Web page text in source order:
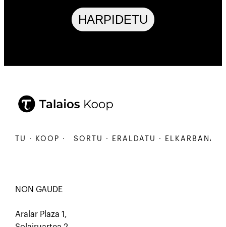
HARPIDETU
· KOOP · SORTU · ERALDATU · ELKARBANATU ·
NON GAUDE
Aralar Plaza 1,